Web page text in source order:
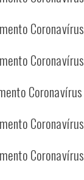
Coronavírus
Coronavírus
Coronavírus
Coronavírus
Coronavírus